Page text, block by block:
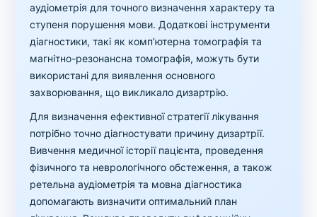
аудіометрія для точного визначення характеру та
ступеня порушення мови. Додаткові інструменти
діагностики, такі як комп’ютерна томографія та
магнітно-резонансна томографія, можуть бути
використані для виявлення основного
захворювання, що викликало дизартрію.
Для визначення ефективної стратегії лікування
потрібно точно діагностувати причину дизартрії.
Вивчення медичної історії пацієнта, проведення
фізичного та неврологічного обстеження, а також
ретельна аудіометрія та мовна діагностика
допомагають визначити оптимальний план